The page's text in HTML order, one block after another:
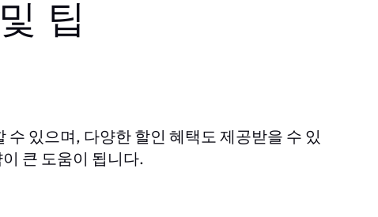
팁
있으며, 다양한 할인 혜택도 제공받을 수 있
큰 도움이 됩니다.